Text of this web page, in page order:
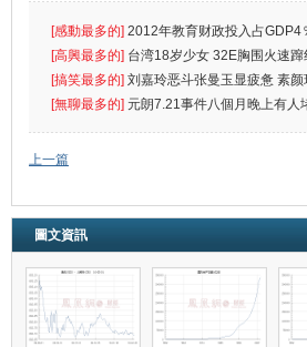
[感動最多的] 2012年教育财政投入占GDP4
出首位
[高興最多的] 台湾18岁少女 32E胸围火速蹿
[搞笑最多的] 刘嘉玲恶斗张曼玉显疲惫 素
遮
[無聊最多的] 元朗7.21事件八個月晚上有人
催
上一篇
圖文資訊